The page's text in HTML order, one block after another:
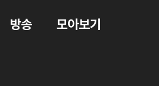
방송 모아보기